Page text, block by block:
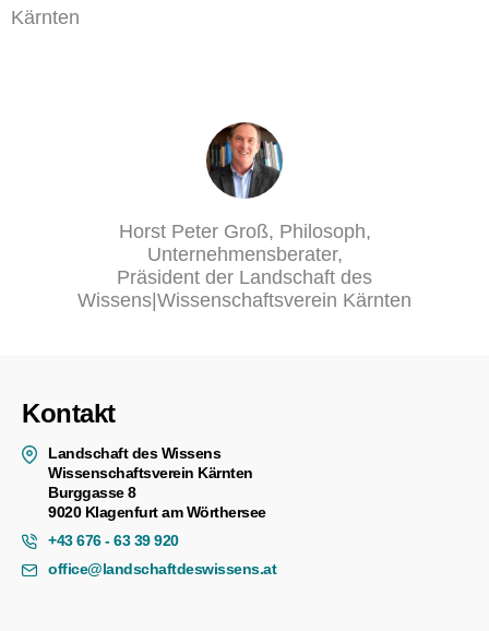
Kärnten
Horst Peter Groß, Philosoph,
Unternehmensberater,
Präsident der Landschaft des
Wissens|Wissenschaftsverein Kärnten
Kontakt
Landschaft des Wissens
Wissenschaftsverein Kärnten
Burggasse 8
9020 Klagenfurt am Wörthersee
+43 676 - 63 39 920
office@landschaftdeswissens.at